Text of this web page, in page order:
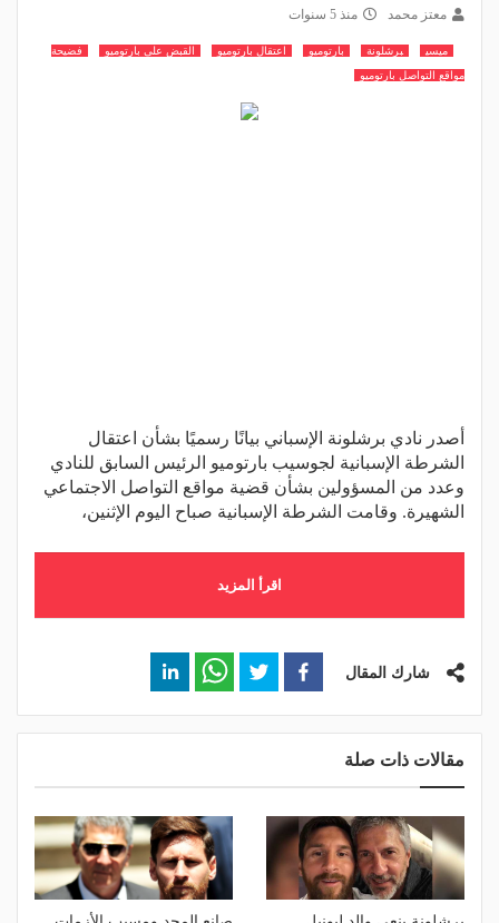
معتز محمد منذ 5 سنوات
ميسي برشلونة بارتوميو اعتقال بارتوميو القبض على بارتوميو
فضيحة
مواقع التواصل بارتوميو
أصدر نادي برشلونة الإسباني بيانًا رسميًا بشأن اعتقال
الشرطة الإسبانية لجوسيب بارتوميو الرئيس السابق للنادي
وعدد من المسؤولين بشأن قضية مواقع التواصل الاجتماعي
الشهيرة. وقامت الشرطة الإسبانية صباح اليوم الإثنين،
اقرأ المزيد
شارك المقال
مقالات ذات صلة